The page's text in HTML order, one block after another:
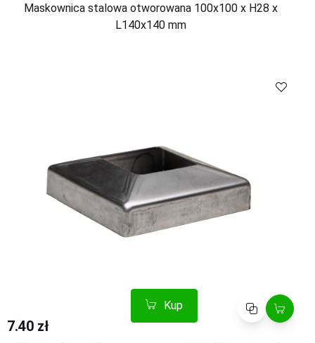
Maskownica stalowa otworowana 100x100 x H28 x
L140x140 mm
Kup Porównaj
7.40 zł